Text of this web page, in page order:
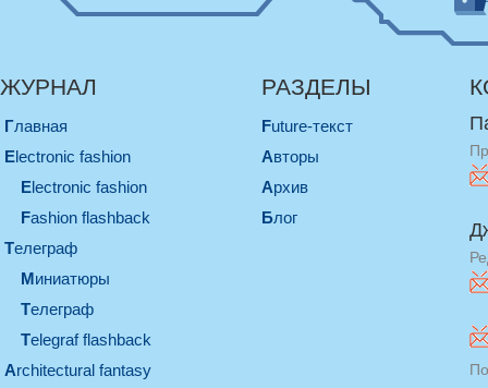
ЖУРНАЛ
Главная
electronic fashion
electronic fashion
Fashion flashback
телеграф
миниатюры
телеграф
Telegraf flashback
architectural fantasy
РАЗДЕЛЫ
Future-текст
Авторы
Архив
Блог